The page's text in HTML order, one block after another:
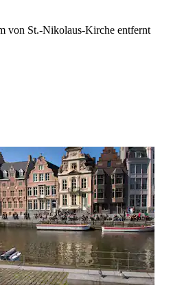
von St.-Nikolaus-Kirche entfernt